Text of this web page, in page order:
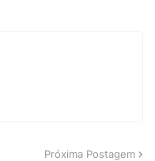
Próxima Postagem